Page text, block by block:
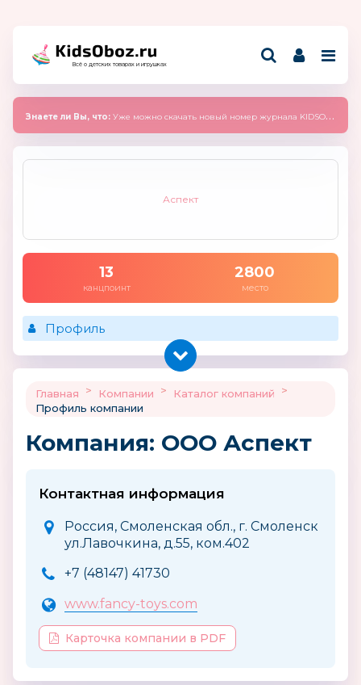
Всё о детских товарах и игрушках
Знаете ли Вы, что: Уже можно скачать новый номер журнала KIDSOBOZ 2025 (сентябрь)
Аспект
13
канцпоинт
2800
место
Профиль
Главная > Компании > Каталог компаний
>
Профиль компании
Компания: ООО Аспект
Контактная информация
Россия, Смоленская обл., г. Смоленск
ул.Лавочкина, д.55, ком.402
+7 (48147) 41730
www.fancy-toys.com
Карточка компании в PDF